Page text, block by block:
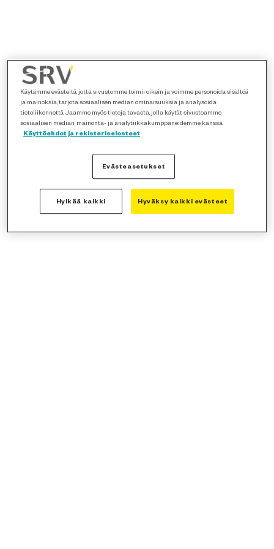
Käytämme evästeitä, jotta sivustomme toimii oikein ja voimme personoida sisältöä
ja mainoksia, tarjota sosiaalisen median ominaisuuksia ja analysoida
tietoliikennettä. Jaamme myös tietoja tavasta, jolla käytät sivustoamme
sosiaalisen median, mainonta- ja analytiikkakumppaneidemme kanssa.
Käyttöehdot ja rekisteriselosteet
Evästeasetukset
Hylkää kaikki Hyväksy kaikki evästeet